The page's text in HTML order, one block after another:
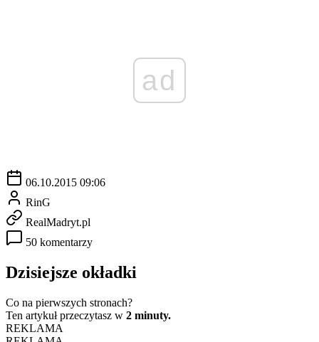
ad
06.10.2015 09:06
RinG
RealMadryt.pl
50 komentarzy
Dzisiejsze okładki
Co na pierwszych stronach?
Ten artykuł przeczytasz w 2 minuty.
REKLAMA